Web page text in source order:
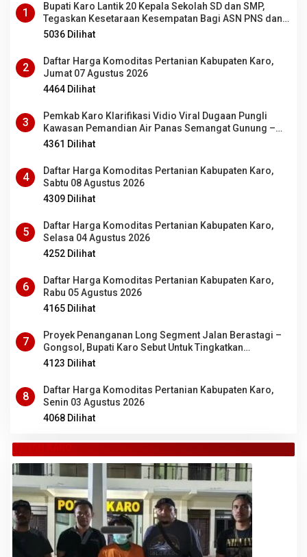
1
Bupati Karo Lantik 20 Kepala Sekolah SD dan SMP,
Tegaskan Kesetaraan Kesempatan Bagi ASN PNS dan
PPPK
5036 Dilihat
2
Daftar Harga Komoditas Pertanian Kabupaten Karo,
Jumat 07 Agustus 2026
4464 Dilihat
3
Pemkab Karo Klarifikasi Vidio Viral Dugaan Pungli
Kawasan Pemandian Air Panas Semangat Gunung –
Doulu
4361 Dilihat
4
Daftar Harga Komoditas Pertanian Kabupaten Karo,
Sabtu 08 Agustus 2026
4309 Dilihat
5
Daftar Harga Komoditas Pertanian Kabupaten Karo,
Selasa 04 Agustus 2026
4252 Dilihat
6
Daftar Harga Komoditas Pertanian Kabupaten Karo,
Rabu 05 Agustus 2026
4165 Dilihat
7
Proyek Penanganan Long Segment Jalan Berastagi –
Gongsol, Bupati Karo Sebut Untuk Tingkatkan
Kenyamanan Wisata, Pertanian dan Perekonomian
4123 Dilihat
8
Daftar Harga Komoditas Pertanian Kabupaten Karo,
Senin 03 Agustus 2026
4068 Dilihat
TANAH KARO